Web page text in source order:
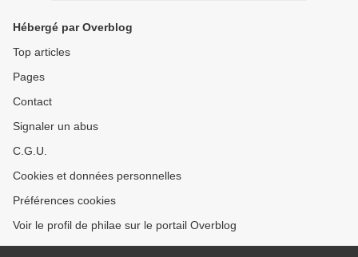
Hébergé par Overblog
Top articles
Pages
Contact
Signaler un abus
C.G.U.
Cookies et données personnelles
Préférences cookies
Voir le profil de philae sur le portail Overblog